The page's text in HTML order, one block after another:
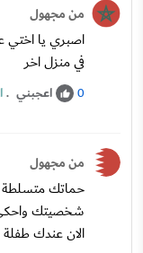
من مجهول
اصبري يا
في منزل اخر
0 اعجبني .
من مجهول
حماتك متسلطة
شخصيتك
الان عندك